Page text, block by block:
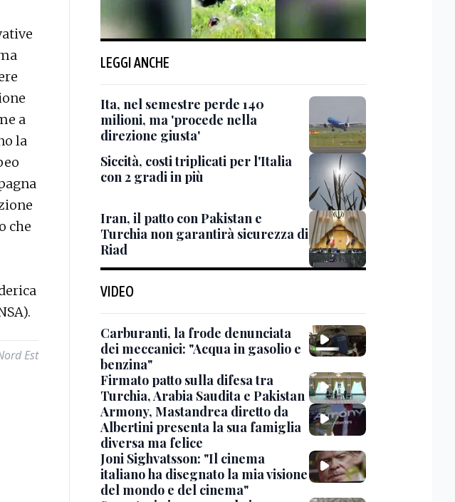
a
la
che
Est
LEGGI ANCHE
Ita, nel semestre perde 140
milioni, ma 'procede nella
direzione giusta'
Siccità, costi triplicati per l'Italia
con 2 gradi in più
Iran, il patto con Pakistan e
Turchia non garantirà sicurezza di
Riad
VIDEO
Carburanti, la frode denunciata
dei meccanici: "Acqua in gasolio e
benzina"
Firmato patto sulla difesa tra
Turchia, Arabia Saudita e Pakistan
Armony, Mastandrea diretto da
Albertini presenta la sua famiglia
diversa ma felice
Joni Sighvatsson: "Il cinema
italiano ha disegnato la mia visione
del mondo e del cinema"